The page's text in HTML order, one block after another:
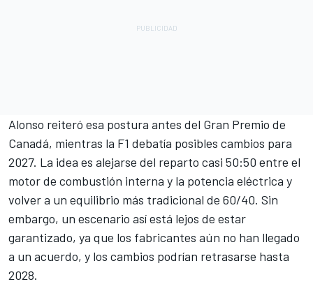
Alonso reiteró esa postura antes del Gran Premio de
Canadá, mientras la F1 debatía posibles cambios para
2027. La idea es alejarse del reparto casi 50:50 entre el
motor de combustión interna y la potencia eléctrica y
volver a un equilibrio más tradicional de 60/40. Sin
embargo, un escenario así está lejos de estar
garantizado, ya que los fabricantes aún no han llegado
a un acuerdo, y los cambios podrían retrasarse hasta
2028.